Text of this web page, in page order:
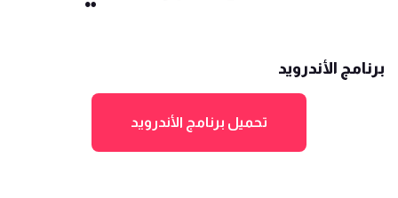
برنامج الأندرويد
تحميل برنامج الأندرويد